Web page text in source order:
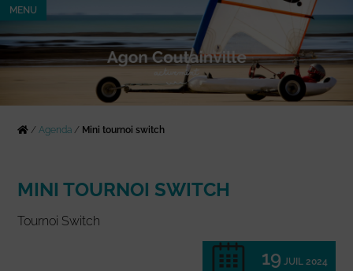
MENU
/Agenda / Mini tournoi switch
MINI TOURNOI SWITCH
Tournoi Switch
19 JUIL 2024